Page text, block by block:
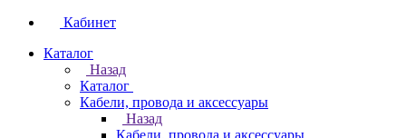
Кабинет
Каталог
Назад
Каталог
Кабели, провода и аксессуары
Назад
Кабели, провода и аксессуары